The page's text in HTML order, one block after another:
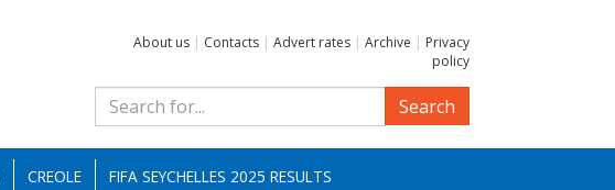
About us | Contacts | Advert rates | Archive | Privacy
policy
Search
CREOLE FIFA SEYCHELLES 2025 RESULTS